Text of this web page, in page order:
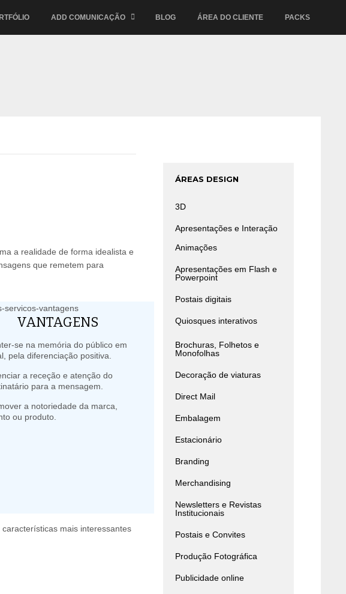
ADD COMUNICAÇÃO BLOG ÁREA DO CLIENTE PACKS
a realidade de forma idealista e
que remetem para
VANTAGENS
se na memória do público em
pela diferenciação positiva.
a receção e atenção do
para a mensagem.
a notoriedade da marca,
ou produto.
mais interessantes
ÁREAS DESIGN
3D
Apresentações e Interação
Animações
Apresentações em Flash e
Powerpoint
Postais digitais
Quiosques interativos
Brochuras, Folhetos e
Monofolhas
Decoração de viaturas
Direct Mail
Embalagem
Estacionário
Branding
Merchandising
Newsletters e Revistas
Institucionais
Postais e Convites
Produção Fotográfica
Publicidade online